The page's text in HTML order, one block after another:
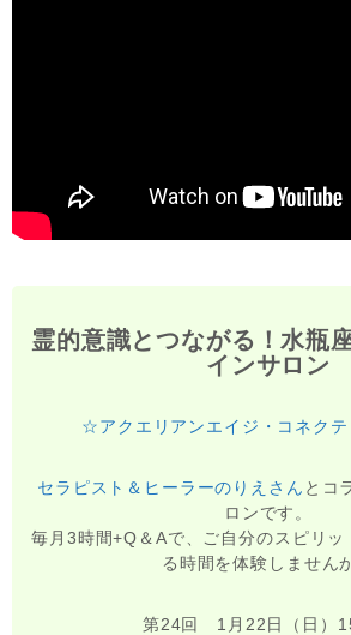
霊的意識とつながる！水瓶
インサロン
☆アクエリアンエイジ・コネク
セラピスト＆ヒーラーのりえさん とコ
ロンです。
毎月3時間+Q＆Aで、ご自分のスピリッ
る時間を体験しません
第24回 1月22日（日）